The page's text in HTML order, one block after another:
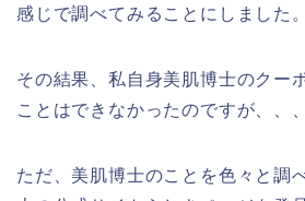
感じで調べてみることにしました。
その結果、私自身美肌博士のクー
ことはできなかったのですが、、、
ただ、美肌博士のことを色々と調